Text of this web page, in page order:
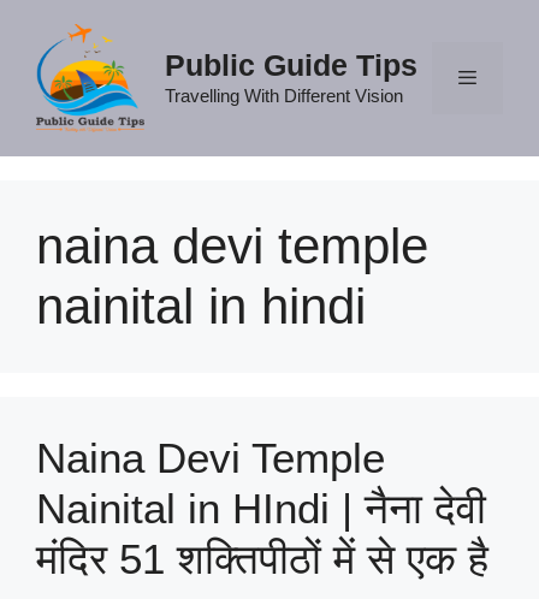
content
Public Guide Tips
Travelling With Different Vision
naina devi temple
nainital in hindi
Naina Devi Temple
Nainital in HIndi | नैना देवी
मंदिर 51 शक्तिपीठों में से एक है